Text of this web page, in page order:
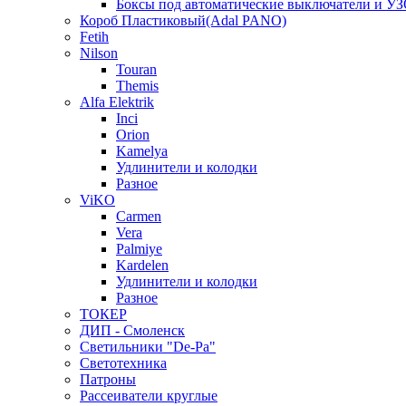
Боксы под автоматические выключатели и
Короб Пластиковый(Adal PANO)
Fetih
Nilson
Touran
Themis
Alfa Elektrik
Inci
Orion
Kamelya
Удлинители и колодки
Разное
ViKO
Carmen
Vera
Palmiye
Kardelen
Удлинители и колодки
Разное
ТОКЕР
ДИП - Смоленск
Светильники "De-Pa"
Светотехника
Патроны
Рассеиватели круглые